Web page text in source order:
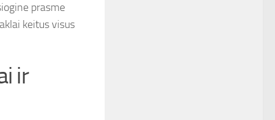
prasme
keitus visus
ir